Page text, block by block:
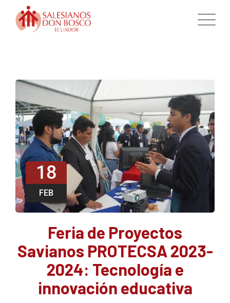
18
FEB
Feria de Proyectos
Savianos PROTECSA 2023-
2024: Tecnología e
innovación educativa